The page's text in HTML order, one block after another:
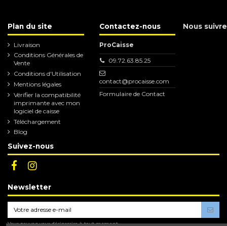
Plan du site
Livraison
Conditions Générales de
Vente
Conditions d'Utilisation
Mentions légales
Vérifier la compatibilité
imprimante avec mon
logiciel de caisse
Téléchargement
Blog
Contactez-nous
ProCaisse
09.72.63.85.25
contact@procaisse.com
Formulaire de Contact
Nous suivre
Suivez-nous
Newsletter
Vous pouvez vous désinscrire à tout moment.